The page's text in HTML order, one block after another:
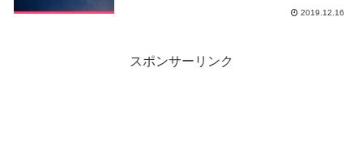
2019.12.16
スポンサーリンク